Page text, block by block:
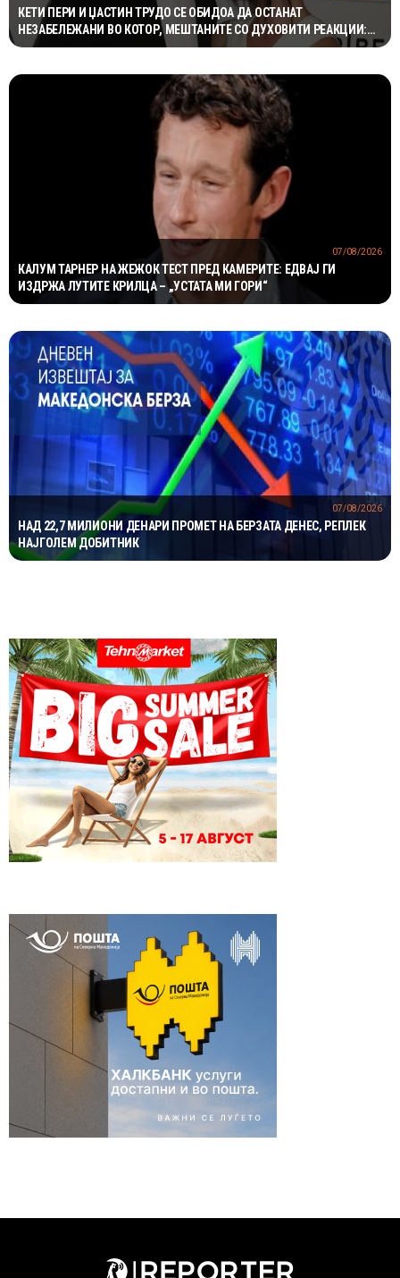
КЕТИ ПЕРИ И ЏАСТИН ТРУДО СЕ ОБИДОА ДА ОСТАНАТ
НЕЗАБЕЛЕЖАНИ ВО КОТОР, МЕШТАНИТЕ СО ДУХОВИТИ РЕАКЦИИ:
„НИКОЈ НЕ БИ ГИ ПРЕПОЗНАЛ“
КАЛУМ ТАРНЕР НА ЖЕЖОК ТЕСТ ПРЕД КАМЕРИТЕ: ЕДВАЈ ГИ
ИЗДРЖА ЛУТИТЕ КРИЛЦА – „УСТАТА МИ ГОРИ“
07/08/2026
НАД 22,7 МИЛИОНИ ДЕНАРИ ПРОМЕТ НА БЕРЗАТА ДЕНЕС, РЕПЛЕК
НАЈГОЛЕМ ДОБИТНИК
07/08/2026